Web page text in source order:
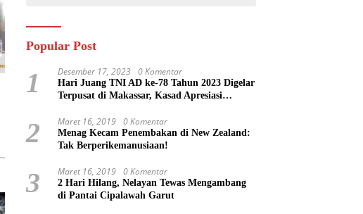
Popular Post
1 Desember 17, 2023 0 Komentar
Hari Juang TNI AD ke-78 Tahun 2023 Digelar
Terpusat di Makassar, Kasad Apresiasi
2 Maret 16, 2019 0 Komentar
Menag Kecam Penembakan di New Zealand:
Tak Berperikemanusiaan!
3 Maret 16, 2019 0 Komentar
2 Hari Hilang, Nelayan Tewas Mengambang
di Pantai Cipalawah Garut